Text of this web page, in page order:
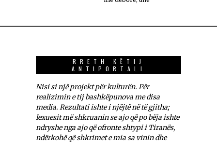
RRETH KËTIJ
ANTIPORTALI
Nisi si një projekt për kulturën. Për
realizimin e tij bashkëpunova me disa
media. Rezultati ishte i njëjtë në të gjitha;
lexuesit më shkruanin se ajo që po bëja ishte
ndryshe nga ajo që ofronte shtypi i Tiranës,
ndërkohë që shkrimet e mia sa vinin dhe